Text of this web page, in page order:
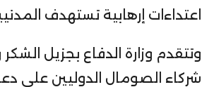
اعتداءات إرهابية تستهدف
وتتقدم وزارة الدفاع بجزيل الشكر
شركاء الصومال الدوليين على